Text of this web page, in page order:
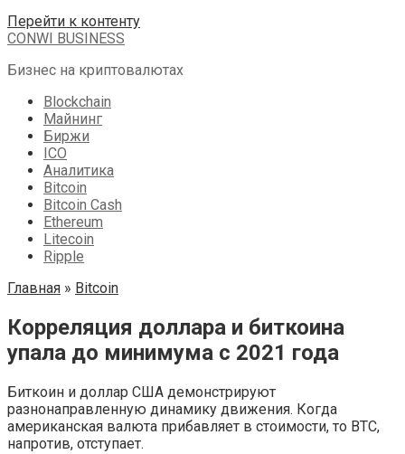
Перейти к контенту
CONWI BUSINESS
Бизнес на криптовалютах
Blockchain
Майнинг
Биржи
ICO
Аналитика
Bitcoin
Bitcoin Cash
Ethereum
Litecoin
Ripple
Главная » Bitcoin
Корреляция доллара и биткоина
упала до минимума с 2021 года
Биткоин и доллар США демонстрируют
разнонаправленную динамику движения. Когда
американская валюта прибавляет в стоимости, то BTC,
напротив, отступает.